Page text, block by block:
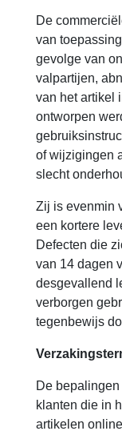
De
van
gevolge van
valpartijen,
van het artikel
ontworpen
of wijzigingen
slecht
Zij is evenmin
een kortere
Defecten die
van 14 dagen
desgevallend
verborgen
tegenbewijs
De
klanten die in
artikelen